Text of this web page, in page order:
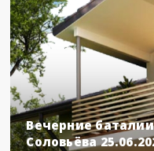
Вечерние
Соловьёва